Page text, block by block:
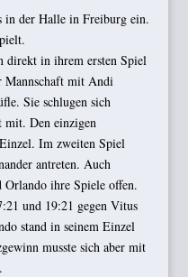
in der Halle in Freiburg ein.
direkt in ihrem ersten Spiel
Mannschaft mit Andi
Sie schlugen sich
mit. Den einzigen
Im zweiten Spiel
antreten. Auch
Orlando ihre Spiele offen.
und 19:21 gegen Vitus
stand in seinem Einzel
musste sich aber mit